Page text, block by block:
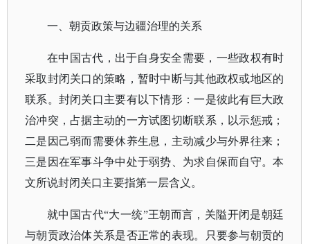
一、朝贡政策与边疆治理的关系
在中国古代，出于自身安全需要，一些政权有时
采取封闭关口的策略，暂时中断与其他政权或地区的
联系。封闭关口主要有以下情形：一是彼此有巨大政
治冲突，占据主动的一方试图切断联系，以示惩戒；
二是因己弱而需要休养生息，主动减少与外界往来；
三是因在军事斗争中处于弱势、为求自保而自守。本
文所说封闭关口主要指第一层含义。
就中国古代“大一统”王朝而言，关隘开闭是朝廷
与朝贡政治体关系是否正常的表现。只要参与朝贡的